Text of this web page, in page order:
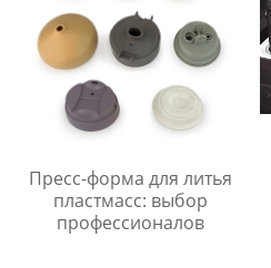
Пресс-форма для литья
пластмасс: выбор
профессионалов